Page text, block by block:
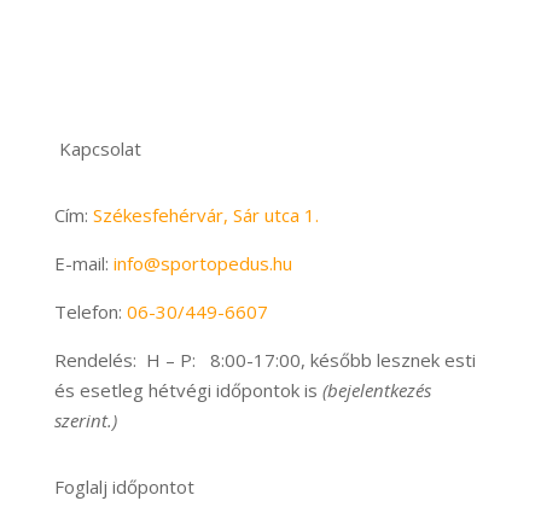
Kapcsolat
Cím: Székesfehérvár, Sár utca 1.
E-mail: info@sportopedus.hu
Telefon: 06-30/449-6607
Rendelés: H – P: 8:00-17:00, később lesznek esti
és esetleg hétvégi időpontok is (bejelentkezés
szerint.)
Foglalj időpontot